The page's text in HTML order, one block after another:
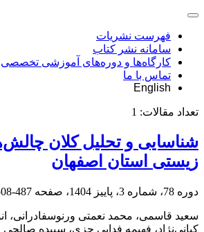
فهرست نشریات
سامانه نشر کتاب
کارگاه‌ها و دوره‌های آموزشی تخصصی
تماس با ما
English
تعداد مقالات: 1
شناسایی و تحلیل کلان
زیستی استان اصفهان
دوره 78، شماره 3، پاییز 1404، صفحه 487-508
سعید قاسمی، محمد نعمتی ورنوسفادرانی،
کیانی‌نژاد، فهیمه فدایی جزی، سپیده صالحی